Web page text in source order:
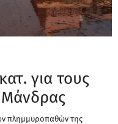
για τους
Μάνδρας
πλημμυροπαθών της